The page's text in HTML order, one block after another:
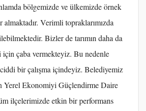
bölgemizde ve ülkemizde örnek
almaktadır. Verimli topraklarımızda
Bizler de tarımın daha da
çaba vermekteyiz. Bu nedenle
bir çalışma içindeyiz. Belediyemiz
Yerel Ekonomiyi Güçlendirme Daire
ilçelerimizde etkin bir performans